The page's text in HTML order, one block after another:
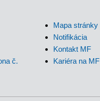
č.
Mapa stránky
Notifikácia
Kontakt MF
Kariéra na MF